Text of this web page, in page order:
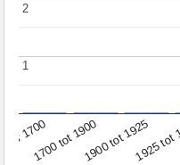
1700
1700 tot 19001900 tot 1925
1925
1
1
2
2